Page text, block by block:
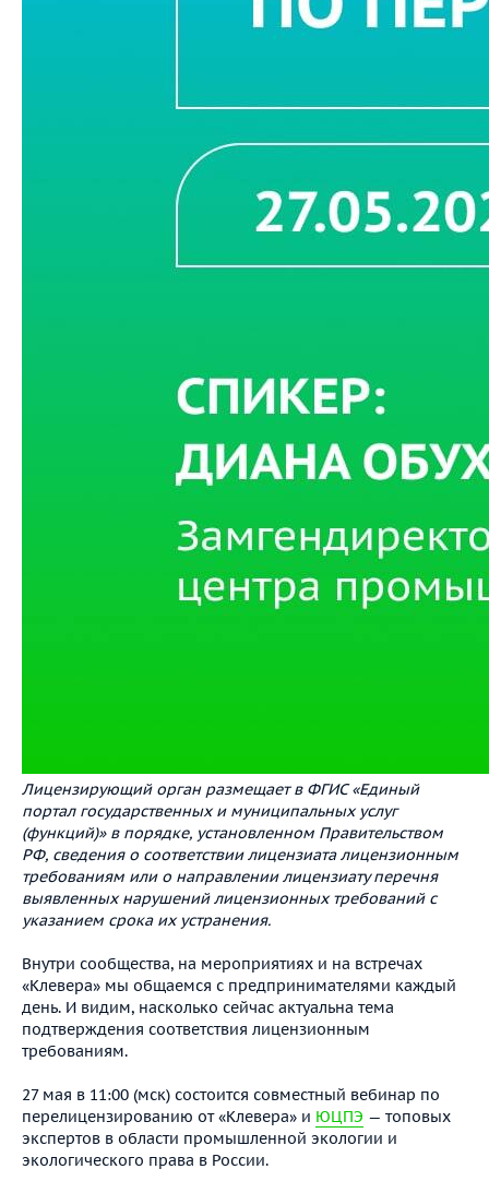
Лицензирующий орган размещает в ФГИС «Единый
портал государственных и муниципальных услуг
(функций)» в порядке, установленном Правительством
РФ, сведения о соответствии лицензиата лицензионным
требованиям или о направлении лицензиату перечня
выявленных нарушений лицензионных требований с
указанием срока их устранения.
Внутри сообщества, на мероприятиях и на встречах
«Клевера» мы общаемся с предпринимателями каждый
день. И видим, насколько сейчас актуальна тема
подтверждения соответствия лицензионным
требованиям.
27 мая в 11:00 (мск) состоится совместный вебинар по
перелицензированию от «Клевера» и ЮЦПЭ — топовых
экспертов в области промышленной экологии и
экологического права в России.